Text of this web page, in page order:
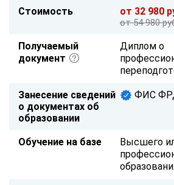
Стоимость от 32 980
от 54 980
Получаемый
документ
Диплом о
Занесение сведений
о документах об
образовании
ФИС
Обучение на базе
Высшего